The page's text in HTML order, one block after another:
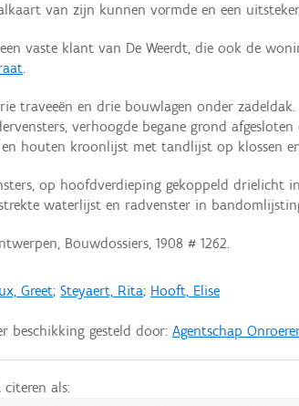
van zijn kunnen vormde en een
vaste klant van De Weerdt, die ook de
.
traveeën en drie bouwlagen onder
verhoogde begane grond
houten kroonlijst met tandlijst op klossen
op hoofdverdieping gekoppeld
waterlijst en radvenster in
Bouwdossiers, 1908 # 1262.
Greet; Steyaert, Rita; Hooft, Elise
beschikking gesteld door: Agentschap
citeren als: